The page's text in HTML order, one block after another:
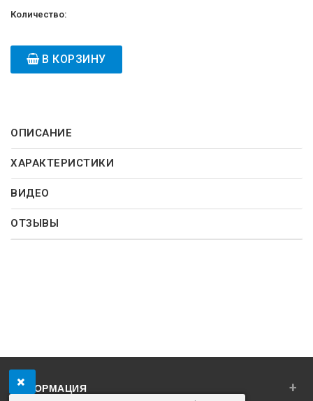
Количество:
В КОРЗИНУ
ОПИСАНИЕ
ХАРАКТЕРИСТИКИ
ВИДЕО
ОТЗЫВЫ
ИНФОРМАЦИЯ
+